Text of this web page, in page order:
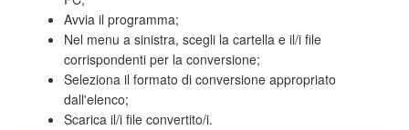
Avvia il programma;
Nel menu a sinistra, scegli la cartella e il/i file
corrispondenti per la conversione;
Seleziona il formato di conversione appropriato
dall'elenco;
Scarica il/i file convertito/i.